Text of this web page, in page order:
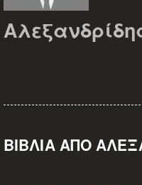
ΒΙΒΛΊΑ ΑΠΌ